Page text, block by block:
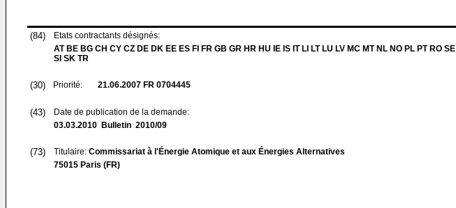
(84)
Etats contractants désignés:
AT BE BG CH CY CZ DE DK EE ES FI FR GB GR HR HU IE IS IT LI LT LU LV MC MT NL NO PL PT RO SE
SI SK TR
(30) Priorité: 21.06.2007 FR 0704445
(43)
Date de publication de la demande:
03.03.2010 Bulletin 2010/09
(73) Titulaire: Commissariat à l'Énergie Atomique et aux Énergies Alternatives
75015 Paris (FR)